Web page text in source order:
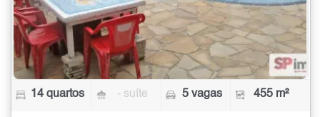
14 quartos - suíte 5 vagas 455 m²